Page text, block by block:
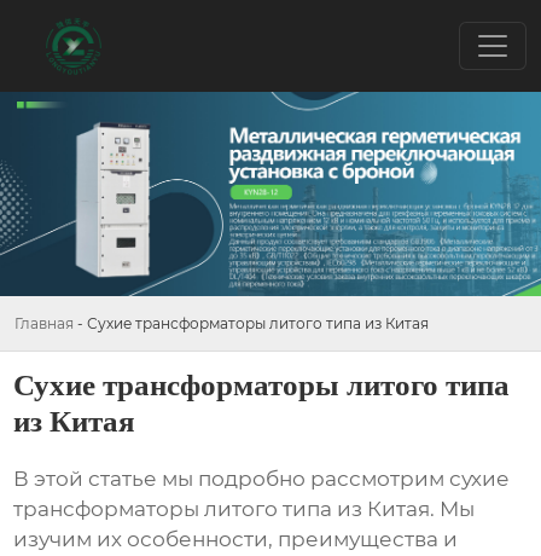
Главная - Сухие трансформаторы литого типа из Китая
Сухие трансформаторы литого типа
из Китая
В этой статье мы подробно рассмотрим сухие
трансформаторы литого типа из Китая. Мы
изучим их особенности, преимущества и